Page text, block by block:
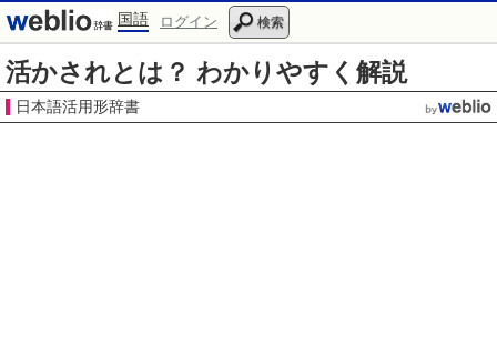
国語 ログイン 検索
活かされとは？ わかりやすく解説
日本語活用形辞書